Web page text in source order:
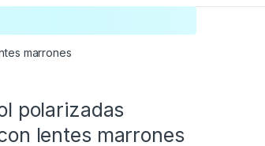
marrones
polarizadas
lentes marrones